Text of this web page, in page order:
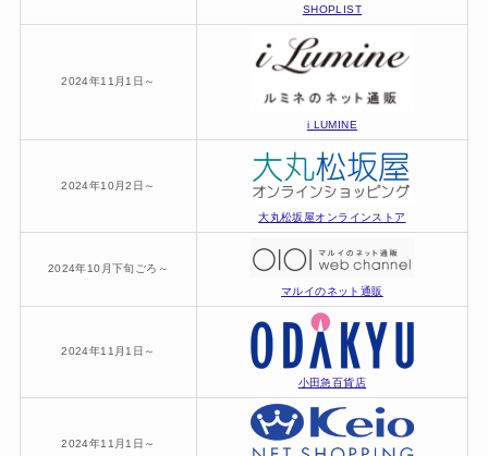
SHOPLIST
2024年11月1日～
i LUMINE
2024年10月2日～
大丸松坂屋オンラインストア
2024年10月下旬ごろ～
マルイのネット通販
2024年11月1日～
小田急百貨店
2024年11月1日～